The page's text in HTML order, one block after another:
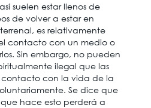
suelen estar llenos de
de volver a estar en
es relativamente
contacto con un medio o
Sin embargo, no pueden
ilegal que las
contacto con la vida de la
Se dice que
hace esto perderá a